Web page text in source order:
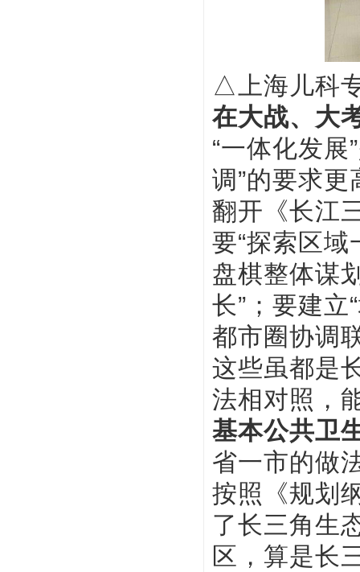
△上海儿科
在大战、大
“一体化发展
调”的要求更
翻开《长江
要“探索区
盘棋整体谋
长”；要建立
都市圈协调
这些虽都是
法相对照，
基本公共卫
省一市的做
按照《规划
了长三角生
区，算是长